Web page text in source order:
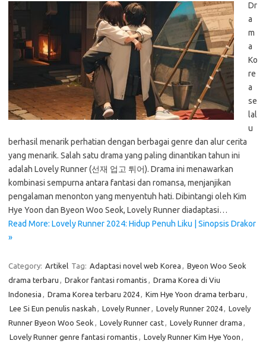
Dr
a
m
a
Ko
re
a
se
lal
u
berhasil menarik perhatian dengan berbagai genre dan alur cerita
yang menarik. Salah satu drama yang paling dinantikan tahun ini
adalah Lovely Runner (선재 업고 튀어). Drama ini menawarkan
kombinasi sempurna antara fantasi dan romansa, menjanjikan
pengalaman menonton yang menyentuh hati. Dibintangi oleh Kim
Hye Yoon dan Byeon Woo Seok, Lovely Runner diadaptasi…
Read More: Lovely Runner 2024: Hidup Penuh Liku | Sinopsis Drakor
»
Category: Artikel Tag: Adaptasi novel web Korea , Byeon Woo Seok
drama terbaru , Drakor fantasi romantis , Drama Korea di Viu
Indonesia , Drama Korea terbaru 2024, Kim Hye Yoon drama terbaru ,
Lee Si Eun penulis naskah , Lovely Runner, Lovely Runner 2024, Lovely
Runner Byeon Woo Seok , Lovely Runner cast, Lovely Runner drama ,
Lovely Runner genre fantasi romantis , Lovely Runner Kim Hye Yoon ,